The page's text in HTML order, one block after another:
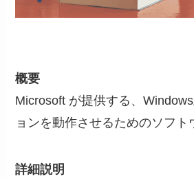
概要
Microsoft が提供する、
ョンを動作させるためのソフト
詳細説明